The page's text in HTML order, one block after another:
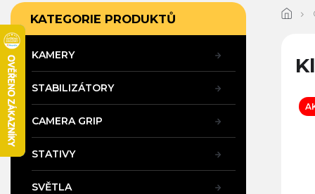
P
o
s
t
r
a
n
n
í
p
Přeskočit
kategorie
KATEGORIE PRODUKTŮ
KAMERY
STABILIZÁTORY
CAMERA GRIP
STATIVY
SVĚTLA